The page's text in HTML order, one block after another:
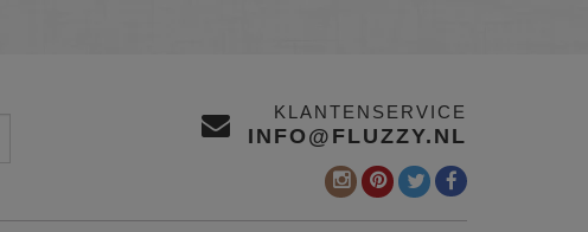
KLANTENSERVICE
INFO@FLUZZY.NL